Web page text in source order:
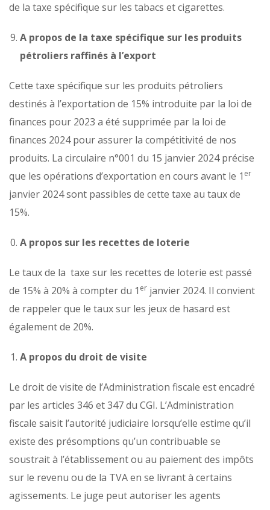
de la taxe spécifique sur les tabacs et cigarettes.
A propos de la taxe spécifique sur les produits
pétroliers raffinés à l’export
Cette taxe spécifique sur les produits pétroliers
destinés à l’exportation de 15% introduite par la loi de
finances pour 2023 a été supprimée par la loi de
finances 2024 pour assurer la compétitivité de nos
produits. La circulaire n°001 du 15 janvier 2024 précise
que les opérations d’exportation en cours avant le 1 er
janvier 2024 sont passibles de cette taxe au taux de
15%.
A propos sur les recettes de loterie
Le taux de la taxe sur les recettes de loterie est passé
de 15% à 20% à compter du 1 er janvier 2024. Il convient
de rappeler que le taux sur les jeux de hasard est
également de 20%.
A propos du droit de visite
Le droit de visite de l’Administration fiscale est encadré
par les articles 346 et 347 du CGI. L’Administration
fiscale saisit l’autorité judiciaire lorsqu’elle estime qu’il
existe des présomptions qu’un contribuable se
soustrait à l’établissement ou au paiement des impôts
sur le revenu ou de la TVA en se livrant à certains
agissements. Le juge peut autoriser les agents